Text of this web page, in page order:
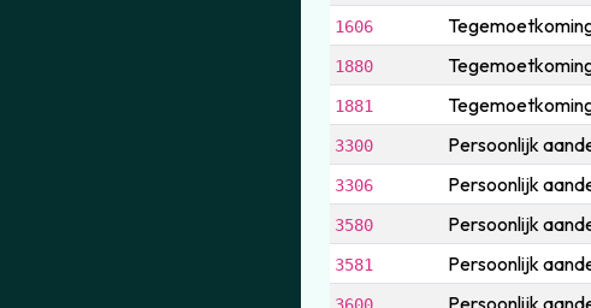
1606
1880
1881
3300 Persoonlijk
3306 Persoonlijk
3580 Persoonlijk
3581 Persoonlijk